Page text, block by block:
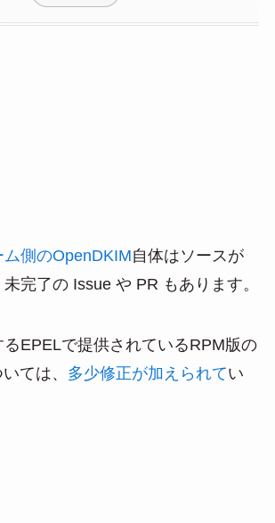
側のOpenDKIM自体はソースが
完了の Issue や PR もあります。
EPELで提供されているRPM版の
ては、 多少修正が加えられてい